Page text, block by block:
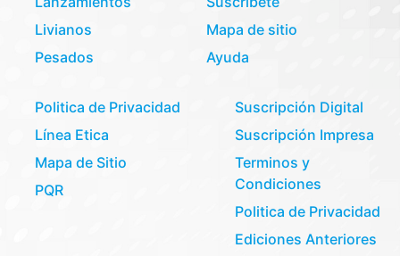
Livianos
Pesados
Mapa de sitio
Ayuda
Politica de Privacidad
Línea Etica
Mapa de Sitio
PQR
Suscripción Digital
Suscripción Impresa
Terminos y
Condiciones
Politica de Privacidad
Ediciones Anteriores